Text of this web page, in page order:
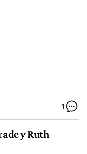
1
y Ruth